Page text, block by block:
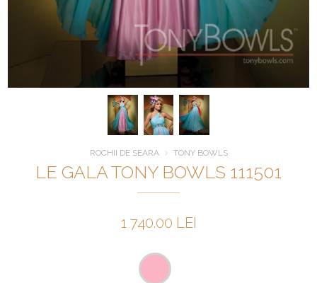
ROCHII DE SEARA TONY BOWLS
LE GALA TONY BOWLS 111501
1 740.00 LEI